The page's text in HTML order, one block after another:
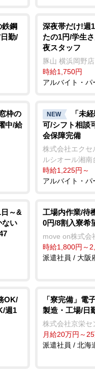
鉄鋼
勤/
深夜帯だけ!週
たの1円/学生
夜スタッフ
豚山 横浜岡野店
時給1,750円
アルバイト・パ
枠の
中/給
NEW
「未
可/シフト相談
会保障完備
株式会社エクセ
ルシオール湘南
時給1,225円～
アルバイト・パ
～&
ない
工場内作業/待
0円/8割入寮希
move on株式会
時給1,800円～
派遣社員 / 大阪
OK/
週1
「寮完備」電
製造・工場/日
株式会社京栄セ
月給20万円～
派遣社員 / 北海